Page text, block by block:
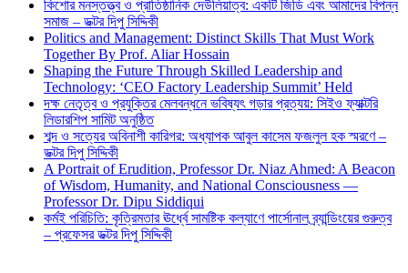
কিশোর মনস্তত্ত্ব ও প্রাতিষ্ঠানিক দেউলিয়াত্ব: একটি জিডি এবং আমাদের বিপন্ন
সমাজ – ডক্টর দিপু সিদ্দিকী
Politics and Management: Distinct Skills That Must Work
Together By Prof. Aliar Hossain
Shaping the Future Through Skilled Leadership and
Technology: ‘CEO Factory Leadership Summit’ Held
দক্ষ নেতৃত্ব ও প্রযুক্তির মেলবন্ধনে ভবিষ্যৎ গড়ার প্রত্যয়: সিইও ফ্যাক্টরি
লিডারশিপ সামিট অনুষ্ঠিত
শব্দ ও সত্যের অবিনাশী কারিগর: অধ্যাপক আবুল কাসেম ফজলুল হক স্মরণে –
ডক্টর দিপু সিদ্দিকী
A Portrait of Erudition, Professor Dr. Niaz Ahmed: A Beacon
of Wisdom, Humanity, and National Consciousness —
Professor Dr. Dipu Siddiqui
কর্মই পরিচিতি: কৃত্রিমতার ঊর্ধ্বে সামষ্টিক কল্যাণে পার্সোনাল ব্র্যান্ডিংয়ের গুরুত্ব
– প্রফেসর ডক্টর দিপু সিদ্দিকী